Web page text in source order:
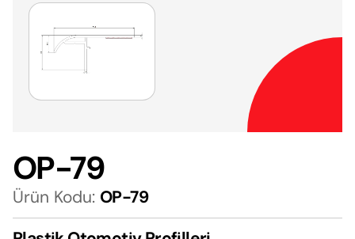
OP-79
Ürün Kodu: OP-79